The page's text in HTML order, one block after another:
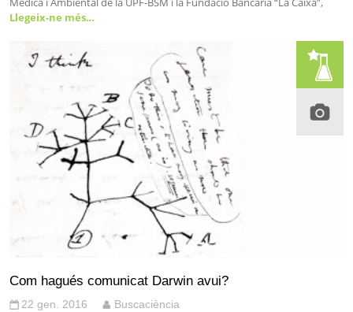
Llegeix-ne més…
Com hagués comunicat Darwin avui?
22 gen. 2016 Buscaciència